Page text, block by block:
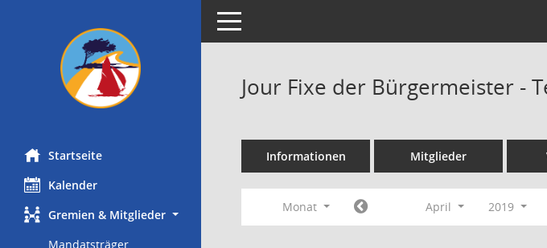
Startseite
Kalender
Gremien & Mitglieder
Mandatsträger
Toggle navigation
Jour Fixe der Bürgermeister -
Informationen Mitglieder
Monat April 2019